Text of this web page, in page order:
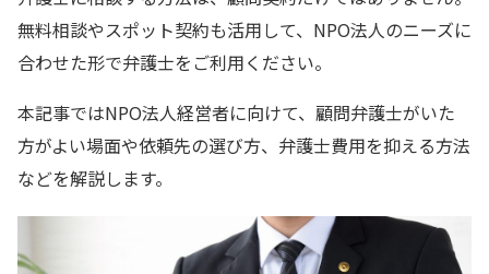
無料相談やスポット契約も活用して、NPO法人のニーズに
合わせた形で弁護士をご利用ください。
本記事ではNPO法人経営者に向けて、顧問弁護士がいた
方がよい場面や依頼先の選び方、弁護士費用を抑える方法
などを解説します。